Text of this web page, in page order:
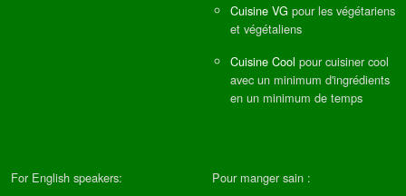
Cuisine VG pour les végétariens
et végétaliens
Cuisine Cool pour cuisiner cool
avec un minimum d'ingrédients
en un minimum de temps
For English speakers: Pour manger sain :